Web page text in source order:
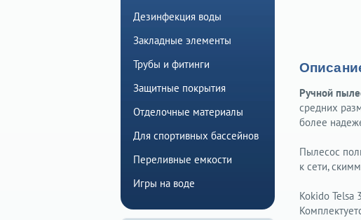
Ручной
средних
более
Пылесос
к сети,
Kokido Telsa
Дезинфекция воды
Закладные элементы
Трубы и фитинги
Защитные покрытия
Отделочные материалы
Для спортивных бассейнов
Переливные емкости
Игры на воде